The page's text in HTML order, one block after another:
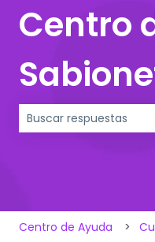
Centro
Centro de Ayuda